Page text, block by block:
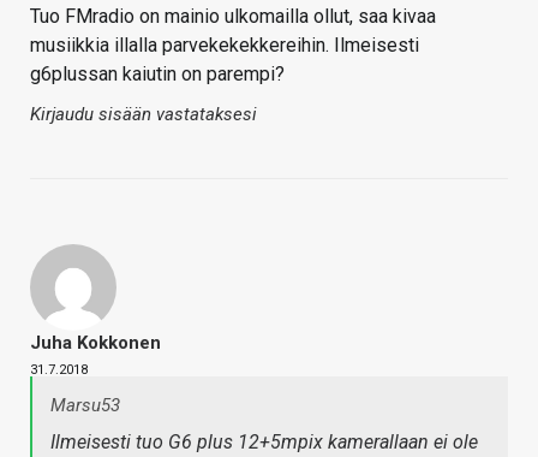
Tuo FMradio on mainio ulkomailla ollut, saa kivaa
musiikkia illalla parvekekekkereihin. Ilmeisesti
g6plussan kaiutin on parempi?
Kirjaudu sisään vastataksesi
Juha Kokkonen
31.7.2018
Marsu53
Ilmeisesti tuo G6 plus 12+5mpix kamerallaan ei ole